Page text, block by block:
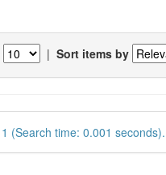
| Sort items by
(Search time: 0.001 seconds).